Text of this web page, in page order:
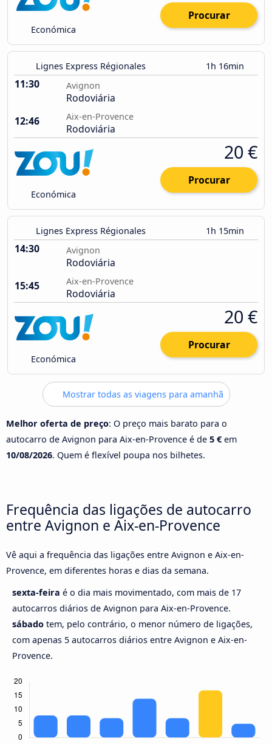
Económica
Procurar
Lignes Express Régionales 1h 16min
11:30 Avignon
Rodoviária
12:46
Aix-en-Provence
Rodoviária
Económica
20 €
Procurar
Lignes Express Régionales 1h 15min
14:30 Avignon
Rodoviária
15:45
Aix-en-Provence
Rodoviária
Económica
20 €
Procurar
Mostrar todas as viagens para amanhã
Melhor oferta de preço: O preço mais barato para o
autocarro de Avignon para Aix-en-Provence é de 5 € em
10/08/2026. Quem é flexível poupa nos bilhetes.
Frequência das ligações de autocarro
entre Avignon e Aix-en-Provence
Vê aqui a frequência das ligações entre Avignon e Aix-en-
Provence, em diferentes horas e dias da semana.
sexta-feira é o dia mais movimentado, com mais de 17
autocarros diários de Avignon para Aix-en-Provence.
sábado tem, pelo contrário, o menor número de ligações,
com apenas 5 autocarros diários entre Avignon e Aix-en-
Provence.